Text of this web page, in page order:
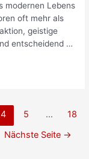
modernen Lebens
oft mehr als
geistige
entscheidend …
4 5 …
18
Nächste Seite →